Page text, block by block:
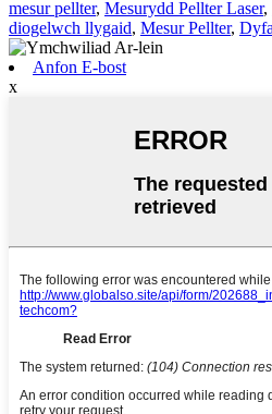
mesur pellter, Mesurydd Pellter Laser,
diogelwch llygaid, Mesur Pellter,
Anfon E-bost
x